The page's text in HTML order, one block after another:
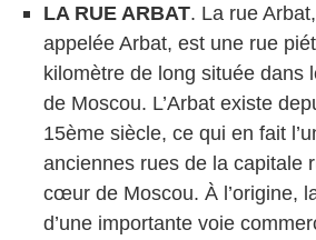
LA RUE ARBAT. La rue
appelée Arbat, est une rue
kilomètre de long située dans
de Moscou. L’Arbat existe
15ème siècle, ce qui en fait
anciennes rues de la capitale
cœur de Moscou. À l’origine,
d’une importante voie